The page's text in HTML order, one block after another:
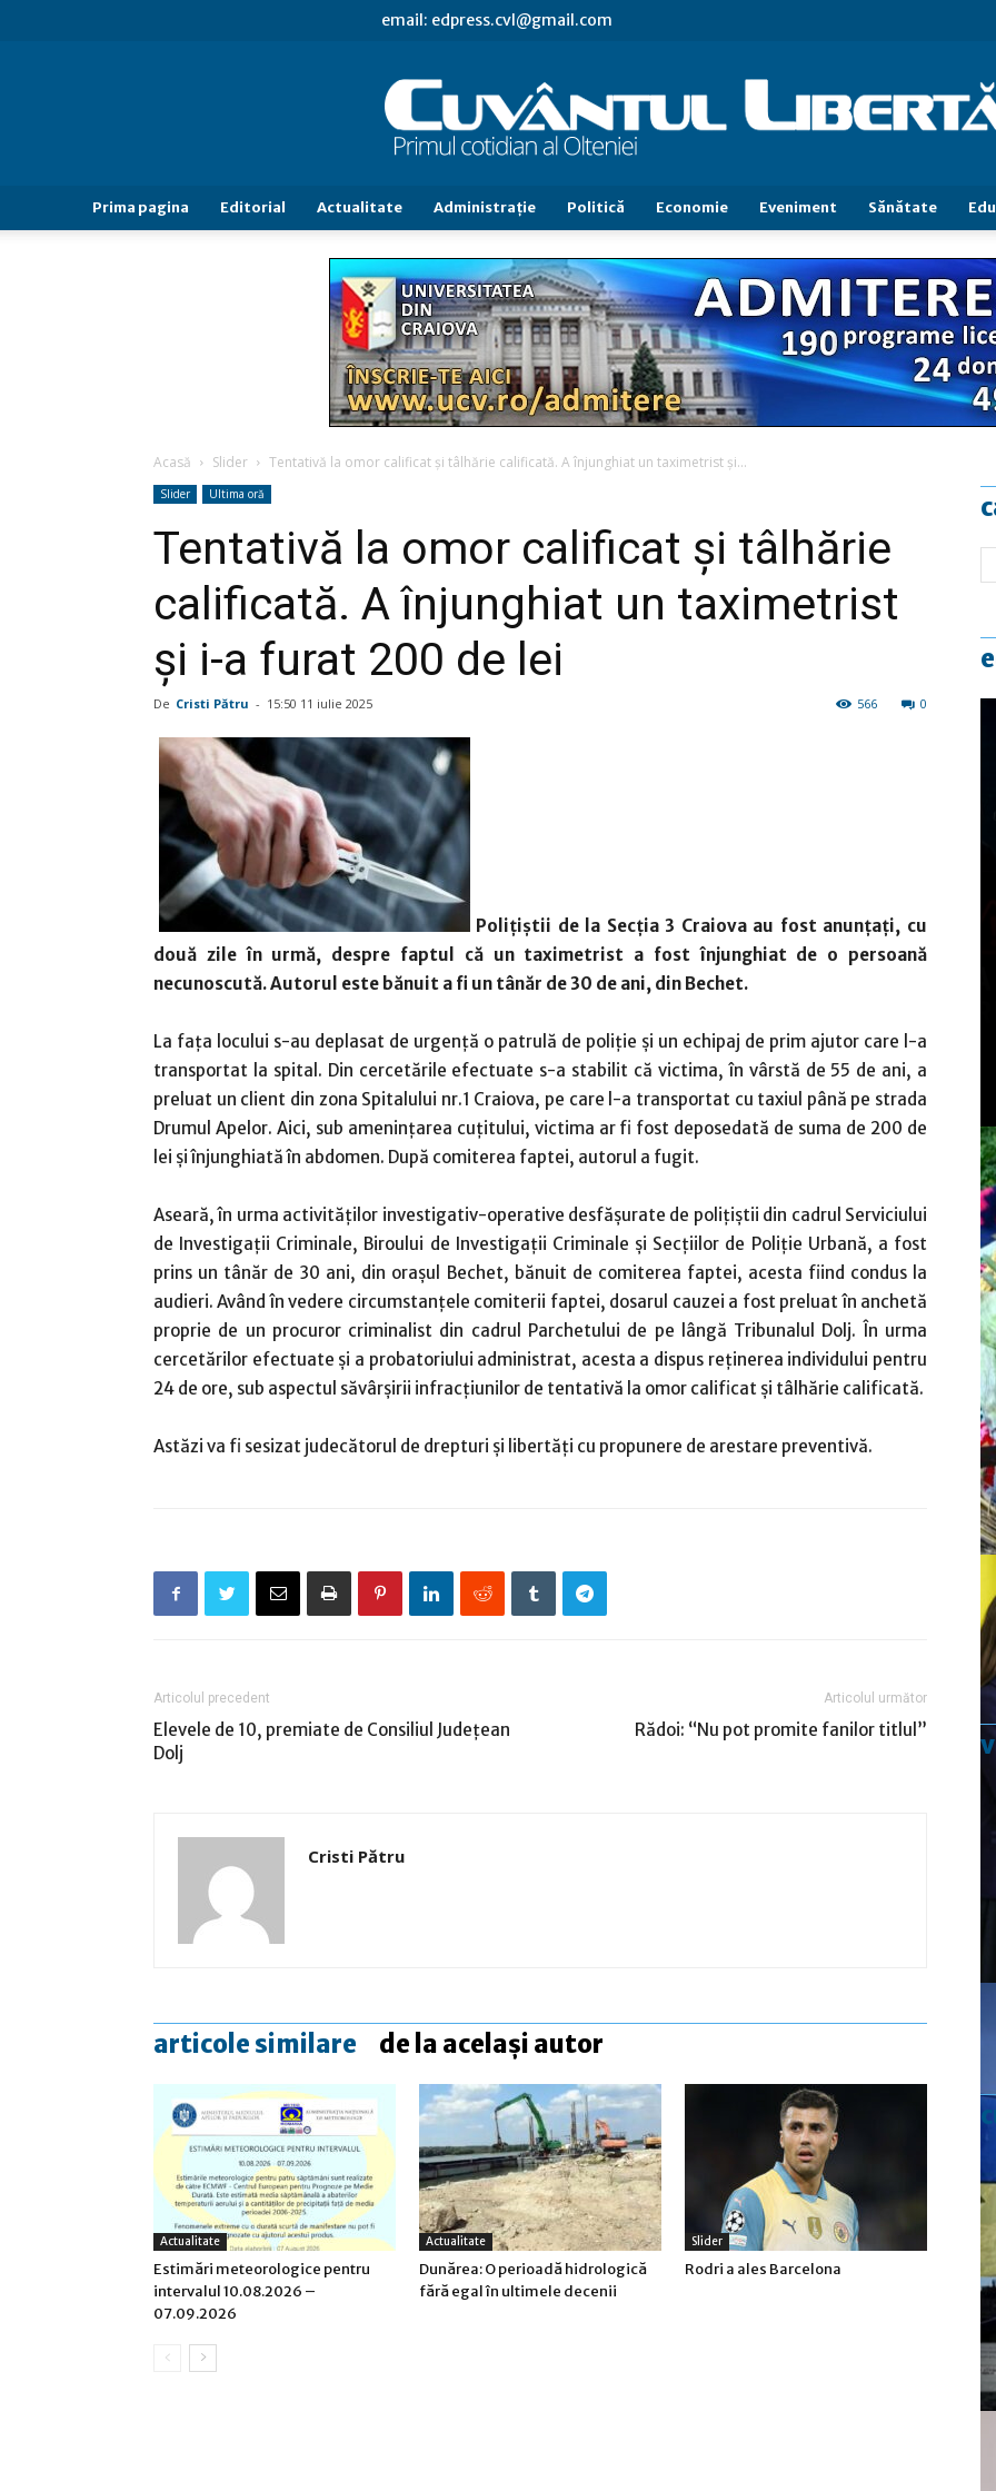
email: edpress.cvl@gmail.com
Cuvântul
Libertăţii
Prima pagina Editorial Actualitate Administraţie Politică Economie Eveniment Sănătate
Acasă Slider Tentativă la omor calificat și tâlhărie calificată. A înjunghiat un taximetrist și...
Slider Ultima oră
Tentativă la omor calificat și tâlhărie
calificată. A înjunghiat un taximetrist
și i-a furat 200 de lei
De Cristi Pătru - 15:50 11 iulie 2025 0
566
Polițiștii de la Secţia 3 Craiova au fost anunțați, cu
două zile în urmă, despre faptul că un taximetrist a fost înjunghiat de o persoană
necunoscută. Autorul este bănuit a fi un tânăr de 30 de ani, din Bechet.
La fața locului s-au deplasat de urgență o patrulă de poliţie şi un echipaj de prim ajutor care l-a
transportat la spital. Din cercetările efectuate s-a stabilit că victima, în vârstă de 55 de ani, a
preluat un client din zona Spitalului nr.1 Craiova, pe care l-a transportat cu taxiul până pe strada
Drumul Apelor. Aici, sub amenințarea cuțitului, victima ar fi fost deposedată de suma de 200 de
lei și înjunghiată în abdomen. După comiterea faptei, autorul a fugit.
Aseară, în urma activităților investigativ-operative desfășurate de polițiștii din cadrul Serviciului
de Investigații Criminale, Biroului de Investigații Criminale și Secțiilor de Poliție Urbană, a fost
prins un tânăr de 30 ani, din orașul Bechet, bănuit de comiterea faptei, acesta fiind condus la
audieri. Având în vedere circumstanțele comiterii faptei, dosarul cauzei a fost preluat în anchetă
proprie de un procuror criminalist din cadrul Parchetului de pe lângă Tribunalul Dolj. În urma
cercetărilor efectuate și a probatoriului administrat, acesta a dispus reţinerea individului pentru
24 de ore, sub aspectul săvârșirii infracțiunilor de tentativă la omor calificat și tâlhărie calificată.
Astăzi va fi sesizat judecătorul de drepturi și libertăți cu propunere de arestare preventivă.
Articolul precedent
Elevele de 10, premiate de Consiliul Judeţean
Dolj
Articolul următor
Rădoi: “Nu pot promite fanilor titlul”
Cristi Pătru
articole similare de la același autor
Actualitate
Estimări meteorologice pentru
intervalul 10.08.2026 –
07.09.2026
Actualitate
Dunărea: O perioadă hidrologică
fără egal în ultimele decenii
Slider
Rodri a ales Barcelona